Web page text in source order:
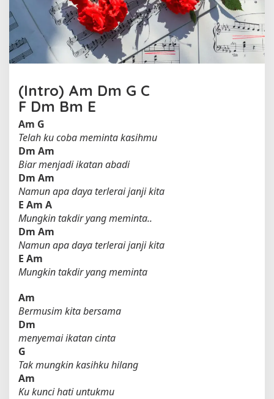
s
i
h
o
l
e
N
e
l
a
h
r
m
(Intro) Am Dm G C
F Dm Bm E
Am G
Telah ku coba meminta kasihmu
Dm Am
Biar menjadi ikatan abadi
Dm Am
Namun apa daya terlerai janji kita
E Am A
Mungkin takdir yang meminta..
Dm Am
Namun apa daya terlerai janji kita
E Am
Mungkin takdir yang meminta
Am
Bermusim kita bersama
Dm
menyemai ikatan cinta
G
Tak mungkin kasihku hilang
Am
Ku kunci hati untukmu